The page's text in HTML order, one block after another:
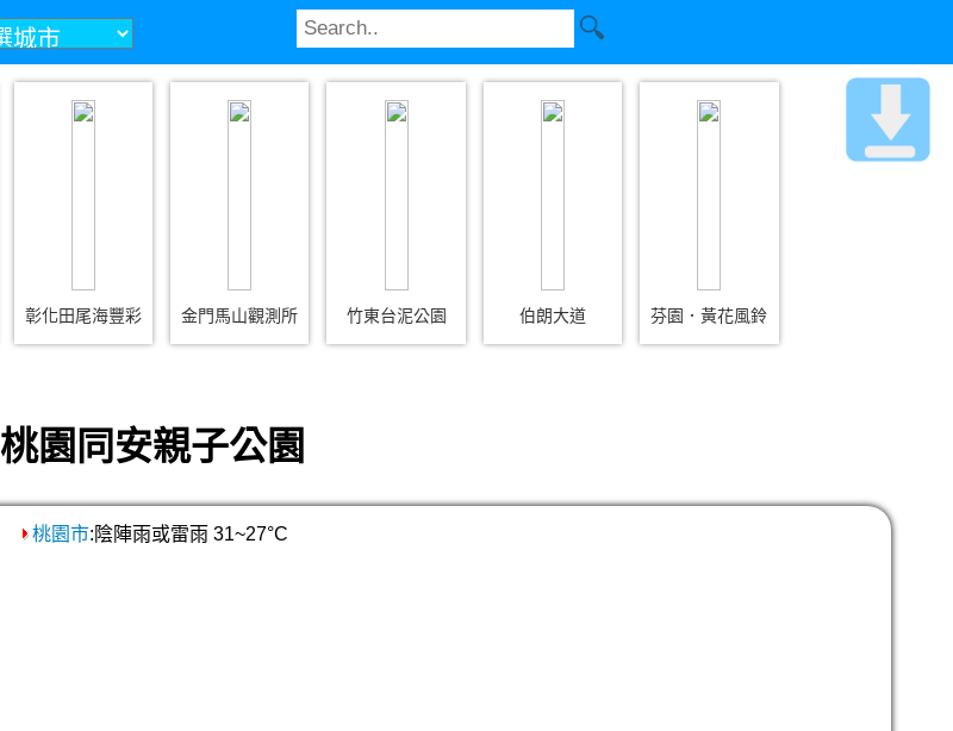
彰化田尾海豐彩 金門馬山觀測所 竹東台泥公園 伯朗大道 芬園．黃花風鈴
桃園同安親子公園
桃園市:陰陣雨或雷雨 31~27°C